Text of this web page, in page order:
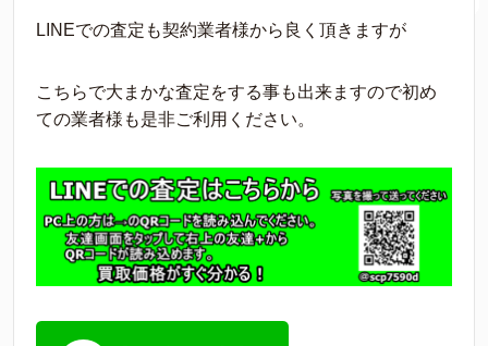
LINEでの査定も契約業者様から良く頂きますが
こちらで大まかな査定をする事も出来ますので初め
ての業者様も是非ご利用ください。